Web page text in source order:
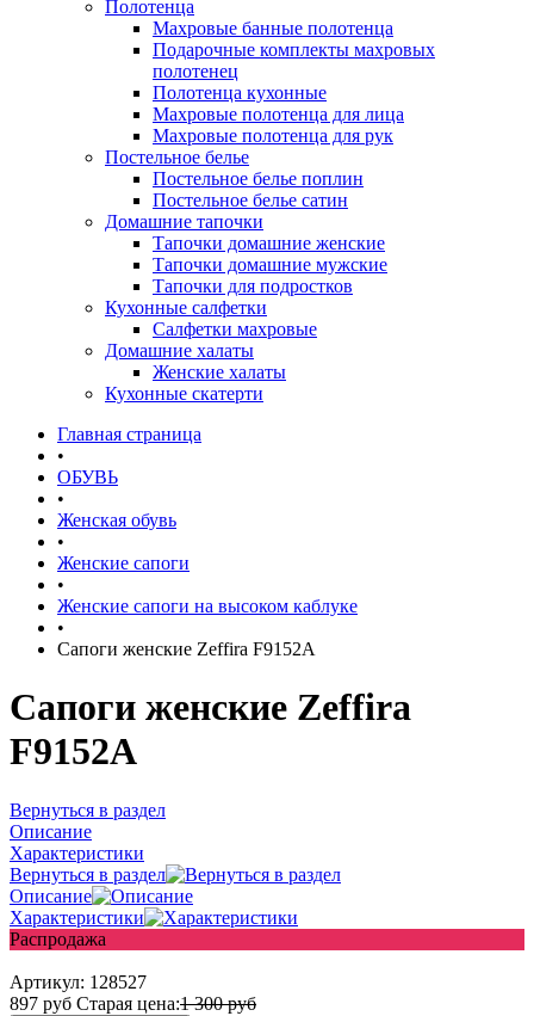
Полотенца
Махровые банные полотенца
Подарочные комплекты махровых
полотенец
Полотенца кухонные
Махровые полотенца для лица
Махровые полотенца для рук
Постельное белье
Постельное белье поплин
Постельное белье сатин
Домашние тапочки
Тапочки домашние женские
Тапочки домашние мужские
Тапочки для подростков
Кухонные салфетки
Салфетки махровые
Домашние халаты
Женские халаты
Кухонные скатерти
Главная страница
•
ОБУВЬ
•
Женская обувь
•
Женские сапоги
•
Женские сапоги на высоком каблуке
•
Сапоги женские Zeffira F9152A
Сапоги женские Zeffira
F9152A
Вернуться в раздел
Описание
Характеристики
Вернуться в раздел
Описание
Характеристики
Распродажа
Артикул: 128527
897 руб Старая цена:1 300руб